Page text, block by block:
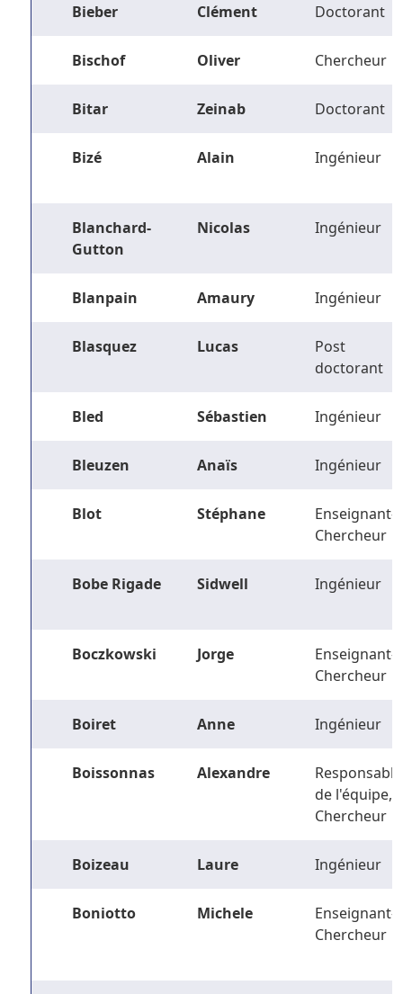
Bieber Clément Doctorant
Bischof Oliver Chercheur
Bitar Zeinab Doctorant
Bizé Alain Ingénieur
Blanchard-
Gutton
Nicolas Ingénieur
Blanpain Amaury Ingénieur
Blasquez Lucas
Post
doctorant
Bled Sébastien Ingénieur
Bleuzen Anaïs Ingénieur
Blot Stéphane
Enseignant-
Chercheur
Bobe Rigade Sidwell Ingénieur
Boczkowski Jorge
Enseignant-
Chercheur
Boiret Anne Ingénieur
Boissonnas Alexandre
Responsable
de l'équipe,
Chercheur
Boizeau Laure Ingénieur
Boniotto Michele
Enseignant-
Chercheur